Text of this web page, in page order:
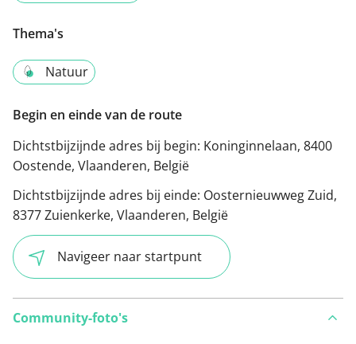
Thema's
Natuur
Begin en einde van de route
Dichtstbijzijnde adres bij begin: Koninginnelaan, 8400
Oostende, Vlaanderen, België
Dichtstbijzijnde adres bij einde: Oosternieuwweg Zuid,
8377 Zuienkerke, Vlaanderen, België
Navigeer naar startpunt
Community-foto's